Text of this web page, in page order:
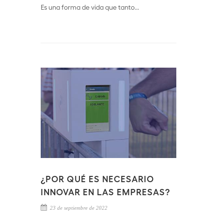
Es una forma de vida que tanto...
¿POR QUÉ ES NECESARIO
INNOVAR EN LAS EMPRESAS?
23 de septiembre de 2022